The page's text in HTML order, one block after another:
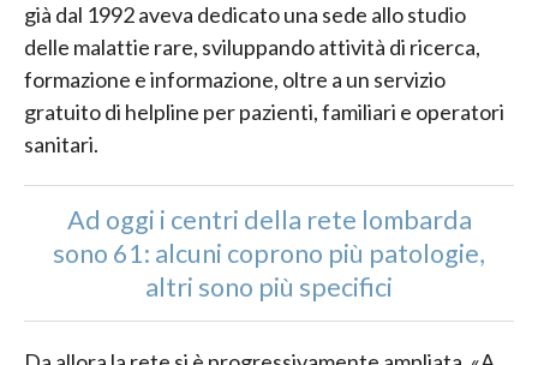
già dal 1992 aveva dedicato una sede allo studio
delle malattie rare, sviluppando attività di ricerca,
formazione e informazione, oltre a un servizio
gratuito di helpline per pazienti, familiari e operatori
sanitari.
Ad oggi i centri della rete lombarda
sono 61: alcuni coprono più patologie,
altri sono più specifici